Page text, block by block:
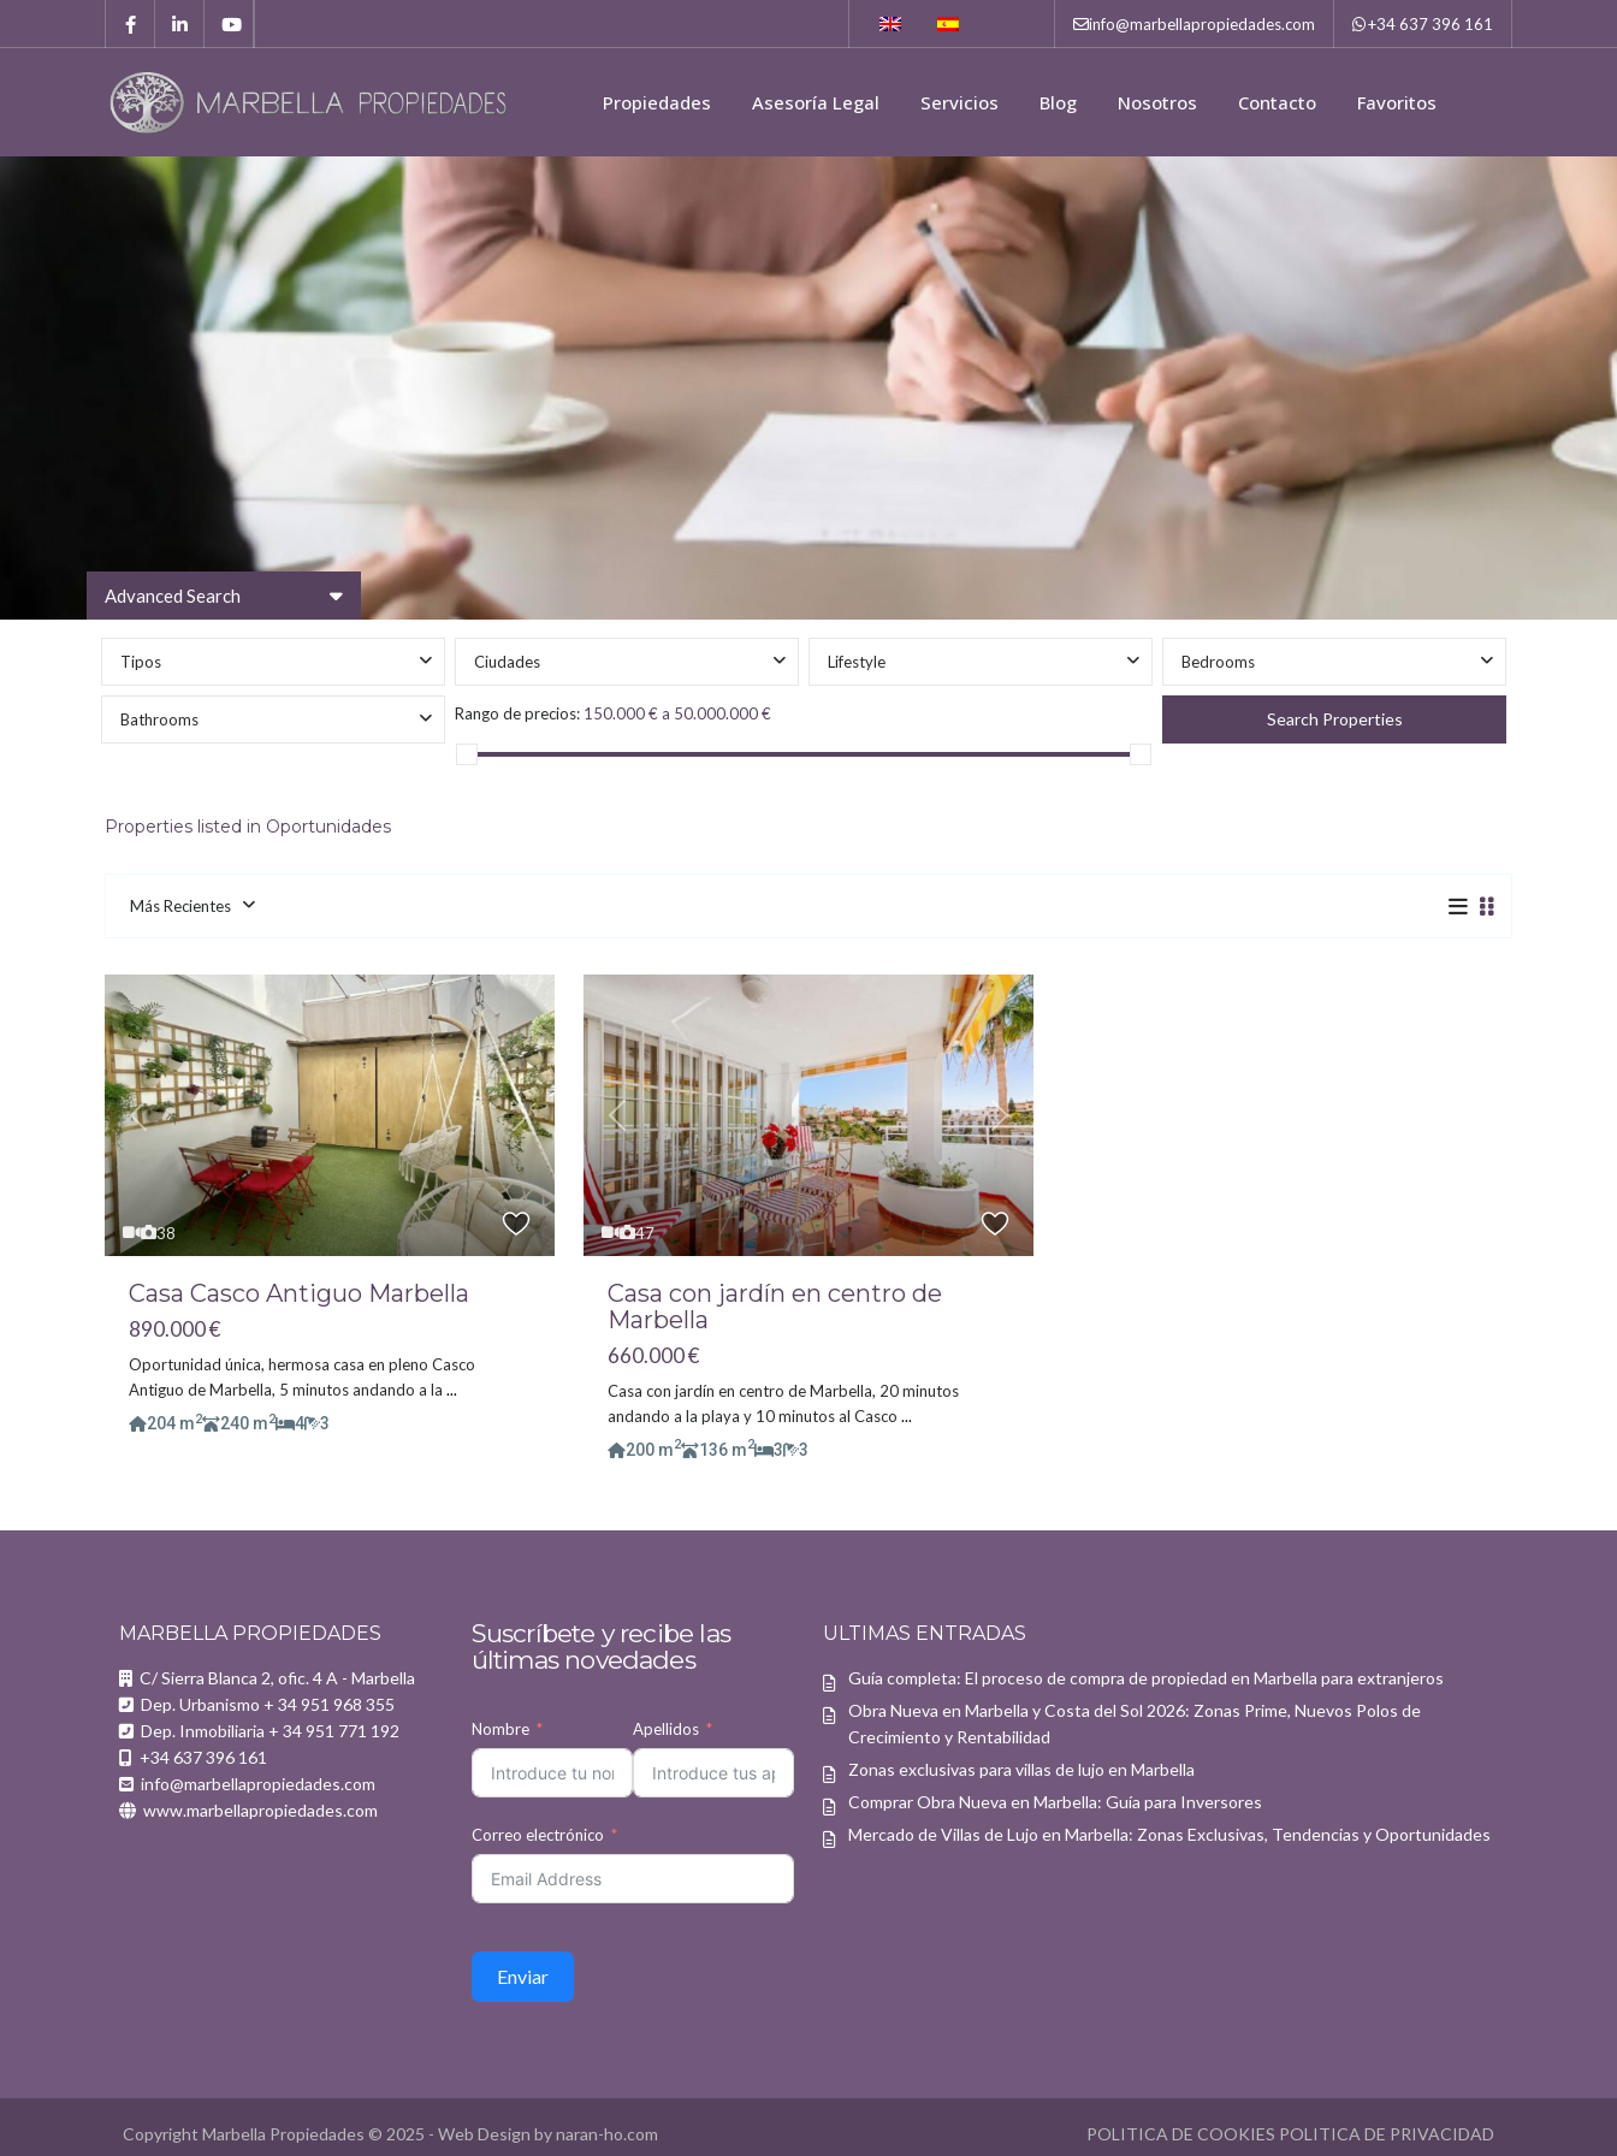
info@marbellapropiedades.com +34 637 396 161
Propiedades Asesoría Legal Servicios Blog Nosotros Contacto Favoritos
Advanced Search
Tipos Ciudades Lifestyle Bedrooms
Bathrooms Rango de precios: 150.000 € a 50.000.000 €
Properties listed in Oportunidades
Más Recientes
38
Previous Next
Casa Casco Antiguo Marbella
890.000 €
Oportunidad única, hermosa casa en pleno Casco
Antiguo de Marbella, 5 minutos andando a la ...
204 m2 240 m2 4 3
47
Previous Next
Casa con jardín en centro de
Marbella
660.000 €
Casa con jardín en centro de Marbella, 20 minutos
andando a la playa y 10 minutos al Casco ...
200 m2 136 m2 3 3
MARBELLA PROPIEDADES
C/ Sierra Blanca 2, ofic. 4 A - Marbella
Dep. Urbanismo + 34 951 968 355
Dep. Inmobiliaria + 34 951 771 192
+34 637 396 161
info@marbellapropiedades.com
www.marbellapropiedades.com
Suscríbete y recibe las
últimas novedades
Nombre Apellidos
Correo electrónico
Enviar
ULTIMAS ENTRADAS
Guía completa: El proceso de compra de propiedad en Marbella para extranjeros
Obra Nueva en Marbella y Costa del Sol 2026: Zonas Prime, Nuevos Polos de
Crecimiento y Rentabilidad
Zonas exclusivas para villas de lujo en Marbella
Comprar Obra Nueva en Marbella: Guía para Inversores
Mercado de Villas de Lujo en Marbella: Zonas Exclusivas, Tendencias y Oportunidades
Copyright Marbella Propiedades © 2025 - Web Design by naran-ho.com POLITICA DE COOKIES POLITICA DE PRIVACIDAD